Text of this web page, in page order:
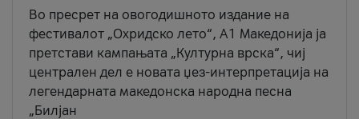
Во пресрет на овогодишното издание на
фестивалот „Охридско лето“, А1 Македонија ја
претстави кампањата „Културна врска“, чиј
централен дел е новата џез-интерпретација на
легендарната македонска народна песна
„Билјан